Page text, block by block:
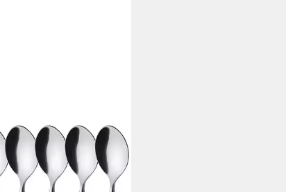
GRÄWE Kaffeelöffel 6
Nürnberg, SCHWARZ